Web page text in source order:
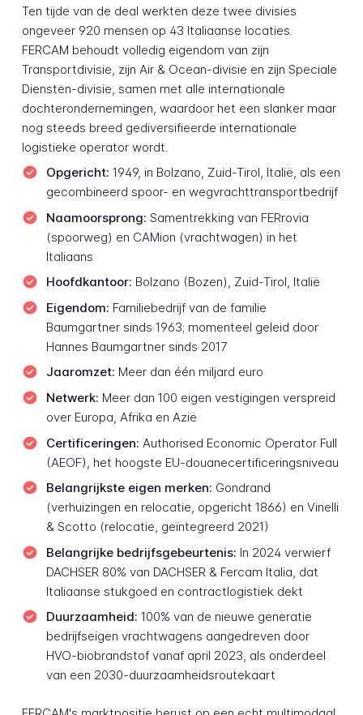
Ten tijde van de deal werkten deze twee divisies
ongeveer 920 mensen op 43 Italiaanse locaties.
FERCAM behoudt volledig eigendom van zijn
Transportdivisie, zijn Air & Ocean-divisie en zijn Speciale
Diensten-divisie, samen met alle internationale
dochterondernemingen, waardoor het een slanker maar
nog steeds breed gediversifieerde internationale
logistieke operator wordt.
Opgericht: 1949, in Bolzano, Zuid-Tirol, Italië, als een
gecombineerd spoor- en wegvrachttransportbedrijf
Naamoorsprong: Samentrekking van FERrovia
(spoorweg) en CAMion (vrachtwagen) in het
Italiaans
Hoofdkantoor: Bolzano (Bozen), Zuid-Tirol, Italië
Eigendom: Familiebedrijf van de familie
Baumgartner sinds 1963; momenteel geleid door
Hannes Baumgartner sinds 2017
Jaaromzet: Meer dan één miljard euro
Netwerk: Meer dan 100 eigen vestigingen verspreid
over Europa, Afrika en Azië
Certificeringen: Authorised Economic Operator Full
(AEOF), het hoogste EU-douanecertificeringsniveau
Belangrijkste eigen merken: Gondrand
(verhuizingen en relocatie, opgericht 1866) en Vinelli
& Scotto (relocatie, geïntegreerd 2021)
Belangrijke bedrijfsgebeurtenis: In 2024 verwierf
DACHSER 80% van DACHSER & Fercam Italia, dat
Italiaanse stukgoed en contractlogistiek dekt
Duurzaamheid: 100% van de nieuwe generatie
bedrijfseigen vrachtwagens aangedreven door
HVO-biobrandstof vanaf april 2023, als onderdeel
van een 2030-duurzaamheidsroutekaart